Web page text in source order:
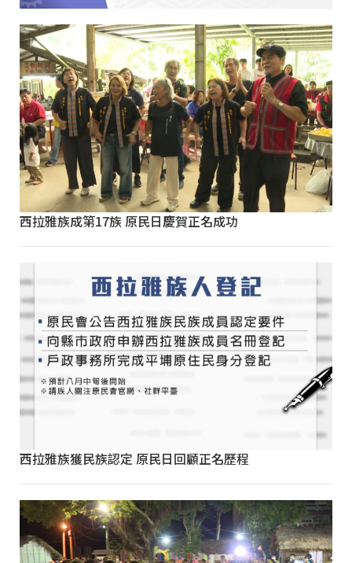
西拉雅族成第17族 原民日慶賀正名成功
西拉雅族獲民族認定 原民日回顧正名歷程